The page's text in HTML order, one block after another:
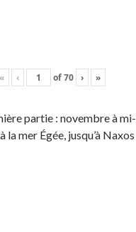
« ‹ of70 › »
partie : novembre à
la mer Égée, jusqu’à